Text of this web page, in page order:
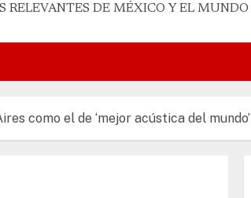
RELEVANTES DE MÉXICO Y EL MUNDO
como el de ‘mejor acústica del mundo’